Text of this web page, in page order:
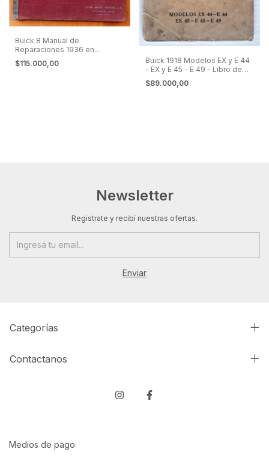
Buick 8 Manual de
Reparaciones 1936 en
Español
$115.000,00
Buick 1918 Modelos EX y E 44
- EX y E 45 - E 49 - Libro de
Instrucciones
$89.000,00
Newsletter
Registrate y recibí nuestras ofertas.
Categorías
Contactanos
Medios de pago